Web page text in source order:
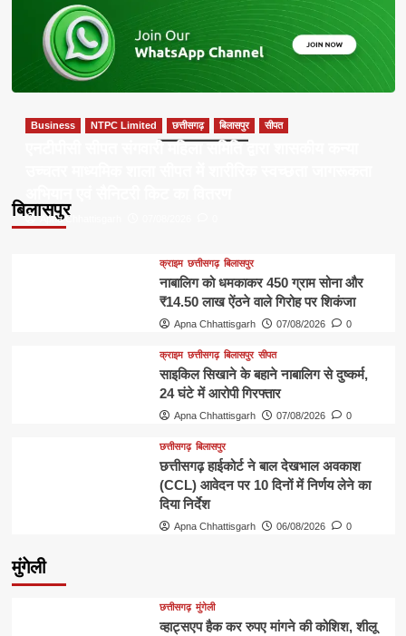
बिलासपुर
Business NTPC Limited छत्तीसगढ़ बिलासपुर सीपत
Apna Chhattisgarh
क्राइम छत्तीसगढ़ बिलासपुर
नाबालिग को धमकाकर 450 ग्राम सोना और
₹14.50 लाख ऐंठने वाले गिरोह पर शिकंजा
Apna Chhattisgarh 07/08/2026 0
क्राइम छत्तीसगढ़ बिलासपुर सीपत
साइकिल सिखाने के बहाने नाबालिग से दुष्कर्म,
24 घंटे में आरोपी गिरफ्तार
Apna Chhattisgarh 07/08/2026 0
छत्तीसगढ़ बिलासपुर
छत्तीसगढ़ हाईकोर्ट ने बाल देखभाल अवकाश
(CCL) आवेदन पर 10 दिनों में निर्णय लेने का
दिया निर्देश
Apna Chhattisgarh 06/08/2026 0
मुंगेली
छत्तीसगढ़ मुंगेली
व्हाट्सएप हैक कर रुपए मांगने की कोशिश, शीलू